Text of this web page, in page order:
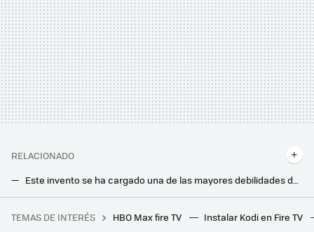
RELACIONADO
Ya puedes descargar la última actualización para tu Chromecast con Google TV. Esto es todo lo que cambia
Tormenta perfecta en Spotify: tras perseguir a los usuarios del APK Premium, ahora oye anuncios por error hasta quien sí paga
TEMAS DE INTERÉS HBO Max fire TV Instalar Kodi en Fire TV